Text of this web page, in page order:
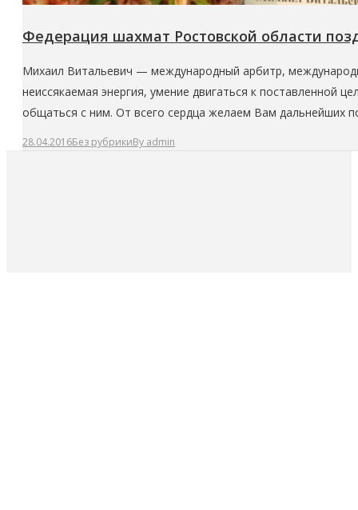
Федерация шахмат Ростовской области
Михаил Витальевич — международный арбитр,
неиссякаемая энергия, умение двигаться к поставленной
общаться с ним. От всего сердца желаем Вам дальнейших
28.04.2016Без рубрикиBy admin